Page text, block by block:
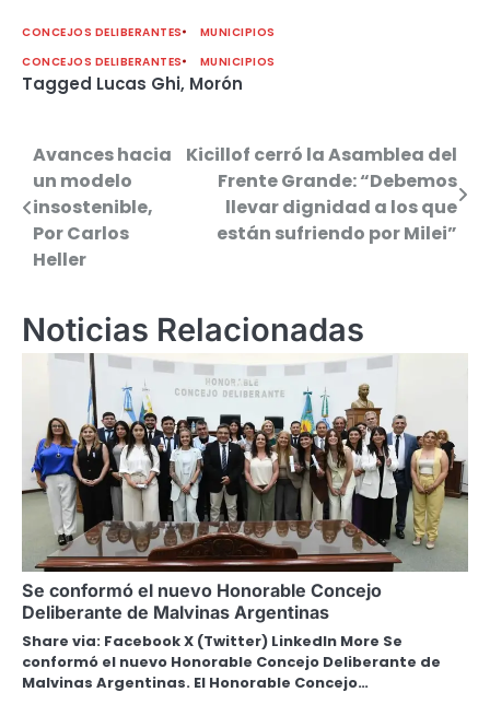
CONCEJOS DELIBERANTES
MUNICIPIOS
CONCEJOS DELIBERANTES
MUNICIPIOS
Tagged Lucas Ghi, Morón
Navegación
de
entradas
Avances hacia
un modelo
insostenible,
Por Carlos
Heller
Kicillof cerró la Asamblea del
Frente Grande: “Debemos
llevar dignidad a los que
están sufriendo por Milei”
Noticias Relacionadas
Se conformó el nuevo Honorable Concejo
Deliberante de Malvinas Argentinas
Share via: Facebook X (Twitter) LinkedIn More Se
conformó el nuevo Honorable Concejo Deliberante de
Malvinas Argentinas. El Honorable Concejo…